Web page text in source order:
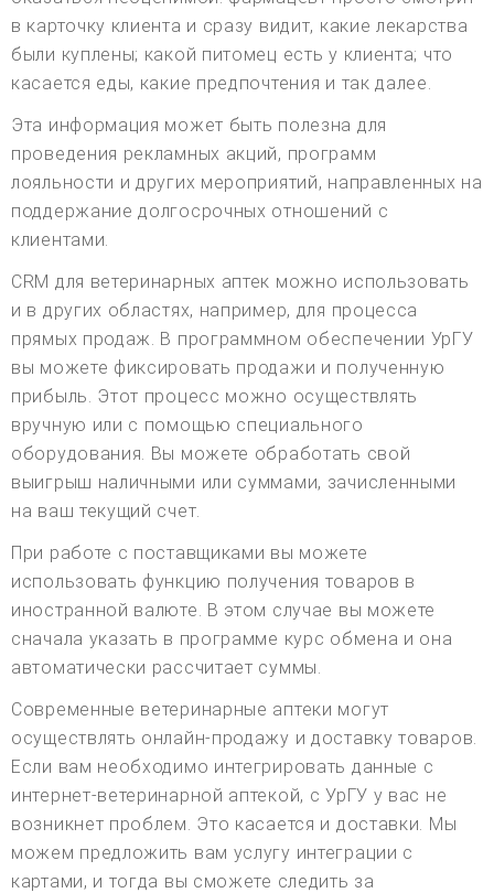
в карточку клиента и сразу видит, какие лекарства
были куплены; какой питомец есть у клиента; что
касается еды, какие предпочтения и так далее.
Эта информация может быть полезна для
проведения рекламных акций, программ
лояльности и других мероприятий, направленных на
поддержание долгосрочных отношений с
клиентами.
CRM для ветеринарных аптек можно использовать
и в других областях, например, для процесса
прямых продаж. В программном обеспечении УрГУ
вы можете фиксировать продажи и полученную
прибыль. Этот процесс можно осуществлять
вручную или с помощью специального
оборудования. Вы можете обработать свой
выигрыш наличными или суммами, зачисленными
на ваш текущий счет.
При работе с поставщиками вы можете
использовать функцию получения товаров в
иностранной валюте. В этом случае вы можете
сначала указать в программе курс обмена и она
автоматически рассчитает суммы.
Современные ветеринарные аптеки могут
осуществлять онлайн-продажу и доставку товаров.
Если вам необходимо интегрировать данные с
интернет-ветеринарной аптекой, с УрГУ у вас не
возникнет проблем. Это касается и доставки. Мы
можем предложить вам услугу интеграции с
картами, и тогда вы сможете следить за